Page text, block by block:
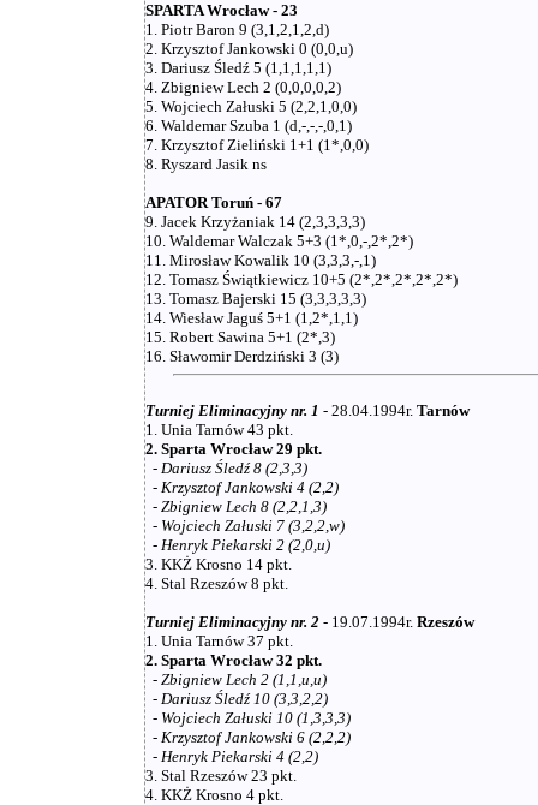
SPARTA Wrocław - 23
1. Piotr Baron 9 (3,1,2,1,2,d)
2. Krzysztof Jankowski 0 (0,0,u)
3. Dariusz Śledź 5 (1,1,1,1,1)
4. Zbigniew Lech 2 (0,0,0,0,2)
5. Wojciech Załuski 5 (2,2,1,0,0)
6. Waldemar Szuba 1 (d,-,-,-,0,1)
7. Krzysztof Zieliński 1+1 (1*,0,0)
8. Ryszard Jasik ns
APATOR Toruń - 67
9. Jacek Krzyżaniak 14 (2,3,3,3,3)
10. Waldemar Walczak 5+3 (1*,0,-,2*,2*)
11. Mirosław Kowalik 10 (3,3,3,-,1)
12. Tomasz Świątkiewicz 10+5 (2*,2*,2*,2*,2*)
13. Tomasz Bajerski 15 (3,3,3,3,3)
14. Wiesław Jaguś 5+1 (1,2*,1,1)
15. Robert Sawina 5+1 (2*,3)
16. Sławomir Derdziński 3 (3)
Turniej Eliminacyjny nr. 1 - 28.04.1994r. Tarnów
1. Unia Tarnów 43 pkt.
2. Sparta Wrocław 29 pkt.
- Dariusz Śledź 8 (2,3,3)
- Krzysztof Jankowski 4 (2,2)
- Zbigniew Lech 8 (2,2,1,3)
- Wojciech Załuski 7 (3,2,2,w)
- Henryk Piekarski 2 (2,0,u)
3. KKŻ Krosno 14 pkt.
4. Stal Rzeszów 8 pkt.
Turniej Eliminacyjny nr. 2 - 19.07.1994r. Rzeszów
1. Unia Tarnów 37 pkt.
2. Sparta Wrocław 32 pkt.
- Zbigniew Lech 2 (1,1,u,u)
- Dariusz Śledź 10 (3,3,2,2)
- Wojciech Załuski 10 (1,3,3,3)
- Krzysztof Jankowski 6 (2,2,2)
- Henryk Piekarski 4 (2,2)
3. Stal Rzeszów 23 pkt.
4. KKŻ Krosno 4 pkt.